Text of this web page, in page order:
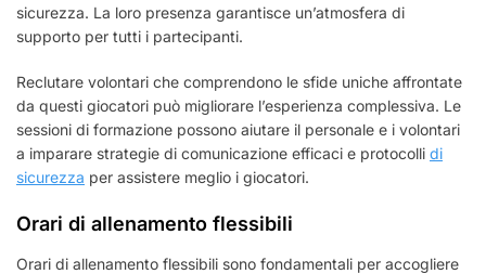
sicurezza. La loro presenza garantisce un’atmosfera di
supporto per tutti i partecipanti.
Reclutare volontari che comprendono le sfide uniche affrontate
da questi giocatori può migliorare l’esperienza complessiva. Le
sessioni di formazione possono aiutare il personale e i volontari
a imparare strategie di comunicazione efficaci e protocolli di
sicurezza per assistere meglio i giocatori.
Orari di allenamento flessibili
Orari di allenamento flessibili sono fondamentali per accogliere